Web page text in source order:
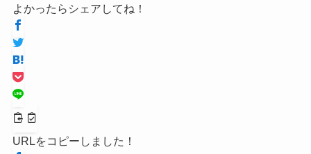
よかったらシェアしてね！
URLをコピーしました！